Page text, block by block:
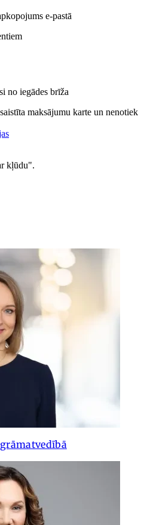
e-pastā
no iegādes brīža
maksājumu karte un nenotiek
kļūdu".